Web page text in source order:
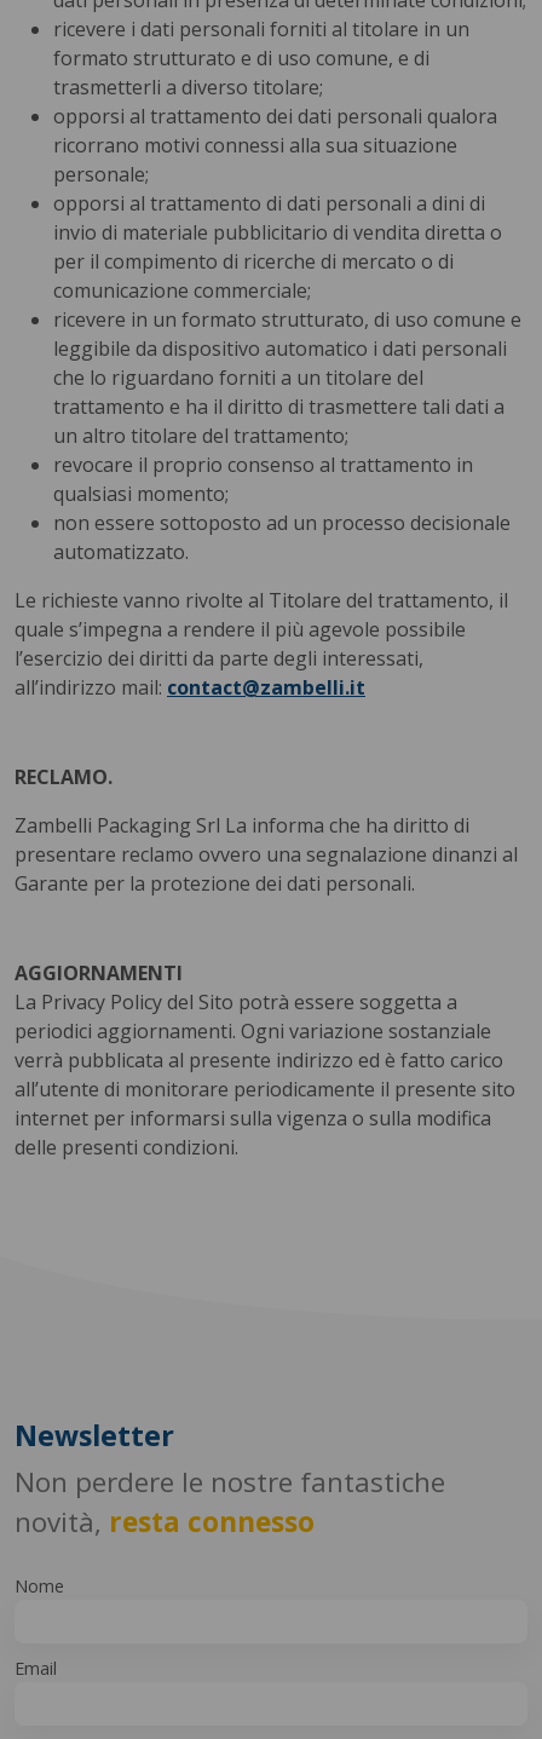
ricevere i dati personali forniti al titolare in un
formato strutturato e di uso comune, e di
trasmetterli a diverso titolare;
opporsi al trattamento dei dati personali qualora
ricorrano motivi connessi alla sua situazione
personale;
opporsi al trattamento di dati personali a dini di
invio di materiale pubblicitario di vendita diretta o
per il compimento di ricerche di mercato o di
comunicazione commerciale;
ricevere in un formato strutturato, di uso comune e
leggibile da dispositivo automatico i dati personali
che lo riguardano forniti a un titolare del
trattamento e ha il diritto di trasmettere tali dati a
un altro titolare del trattamento;
revocare il proprio consenso al trattamento in
qualsiasi momento;
non essere sottoposto ad un processo decisionale
automatizzato.
Le richieste vanno rivolte al Titolare del trattamento, il
quale s’impegna a rendere il più agevole possibile
l’esercizio dei diritti da parte degli interessati,
all’indirizzo mail: contact@zambelli.it
RECLAMO.
Zambelli Packaging Srl La informa che ha diritto di
presentare reclamo ovvero una segnalazione dinanzi al
Garante per la protezione dei dati personali.
AGGIORNAMENTI
La Privacy Policy del Sito potrà essere soggetta a
periodici aggiornamenti. Ogni variazione sostanziale
verrà pubblicata al presente indirizzo ed è fatto carico
all’utente di monitorare periodicamente il presente sito
internet per informarsi sulla vigenza o sulla modifica
delle presenti condizioni.
Newsletter
Non perdere le nostre fantastiche
novità, resta connesso
Nome
Email